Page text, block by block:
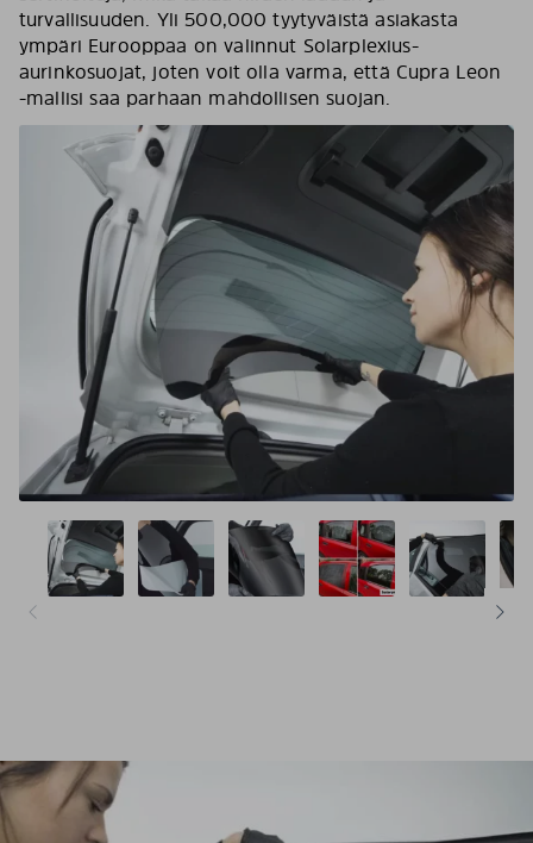
turvallisuuden. Yli 500,000 tyytyväistä asiakasta
ympäri Eurooppaa on valinnut Solarplexius-
aurinkosuojat, joten voit olla varma, että Cupra Leon
-mallisi saa parhaan mahdollisen suojan.